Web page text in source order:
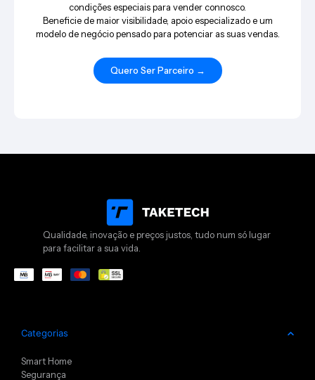
condições especiais para vender connosco.
Beneficie de maior visibilidade, apoio especializado e um
modelo de negócio pensado para potenciar as suas vendas.
Quero Ser Parceiro →
Qualidade, inovação e preços justos, tudo num só lugar
para facilitar a sua vida.
Categorias
Smart Home
Segurança